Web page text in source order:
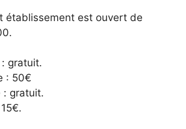
établissement est ouvert de
gratuit.
: 50€
: gratuit.